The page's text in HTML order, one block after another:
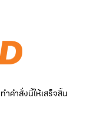
คำสั่งนี้ให้เสร็จสิ้น